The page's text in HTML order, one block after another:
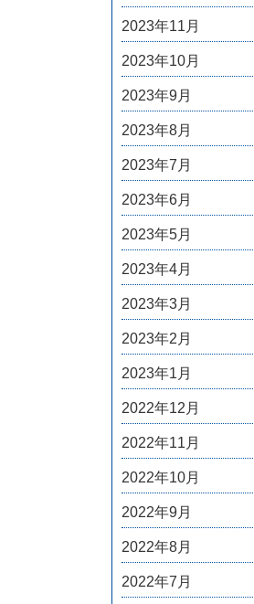
2023年11月
2023年10月
2023年9月
2023年8月
2023年7月
2023年6月
2023年5月
2023年4月
2023年3月
2023年2月
2023年1月
2022年12月
2022年11月
2022年10月
2022年9月
2022年8月
2022年7月